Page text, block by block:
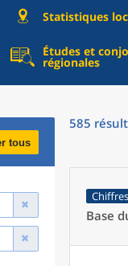
Statistiques
Études et
régionales
tous
585
Base